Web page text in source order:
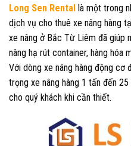
Long Sen Rental là một trong
dịch vụ cho thuê xe nâng hàng
xe nâng ở Bắc Từ Liêm đã giúp
nâng hạ rút container, hàng hóa
Với dòng xe nâng hàng động
trọng xe nâng hàng 1 tấn đến
cho quý khách khi cần thiết.